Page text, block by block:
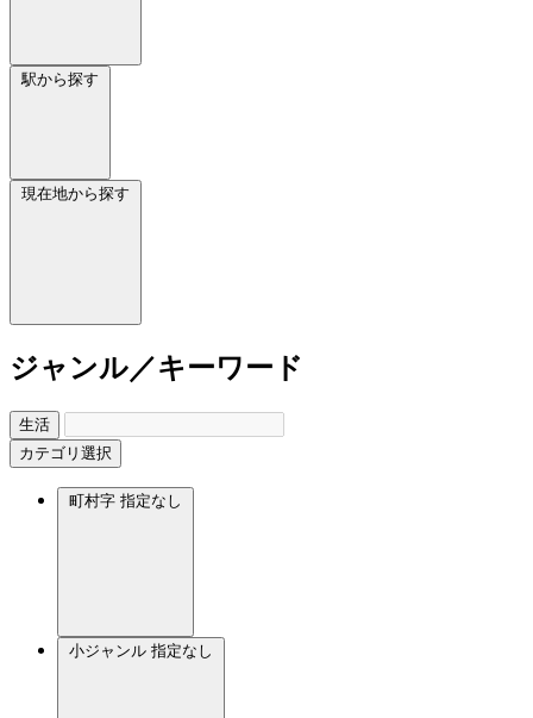
駅から探す
現在地から探す
ジャンル／キーワード
生活
カテゴリ選択
町村字 指定なし
小ジャンル 指定なし